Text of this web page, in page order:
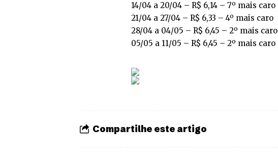
14/04 a 20/04 – R$ 6,14 – 7º mais caro
21/04 a 27/04 – R$ 6,33 – 4º mais caro
28/04 a 04/05 – R$ 6,45 – 2º mais caro
05/05 a 11/05 – R$ 6,45 – 2º mais caro
Compartilhe este artigo